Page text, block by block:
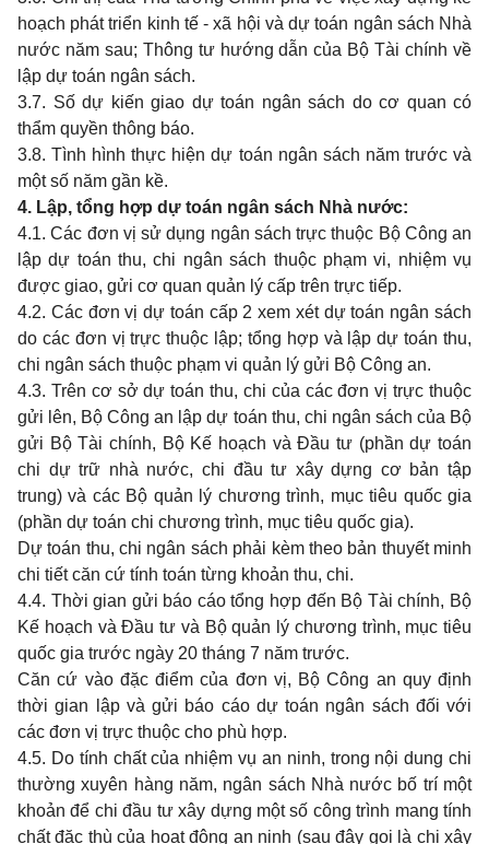
hoạch phát triển kinh tế - xã hội và dự toán ngân sách Nhà
nước năm sau; Thông tư hướng dẫn của Bộ Tài chính về
lập dự toán ngân sách.
3.7. Số dự kiến giao dự toán ngân sách do cơ quan có
thẩm quyền thông báo.
3.8. Tình hình thực hiện dự toán ngân sách năm trước và
một số năm gần kề.
4. Lập, tổng hợp dự toán ngân sách Nhà nước:
4.1. Các đơn vị sử dụng ngân sách trực thuộc Bộ Công an
lập dự toán thu, chi ngân sách thuộc phạm vi, nhiệm vụ
được giao, gửi cơ quan quản lý cấp trên trực tiếp.
4.2. Các đơn vị dự toán cấp 2 xem xét dự toán ngân sách
do các đơn vị trực thuộc lập; tổng hợp và lập dự toán thu,
chi ngân sách thuộc phạm vi quản lý gửi Bộ Công an.
4.3. Trên cơ sở dự toán thu, chi của các đơn vị trực thuộc
gửi lên, Bộ Công an lập dự toán thu, chi ngân sách của Bộ
gửi Bộ Tài chính, Bộ Kế hoạch và Đầu tư (phần dự toán
chi dự trữ nhà nước, chi đầu tư xây dựng cơ bản tập
trung) và các Bộ quản lý chương trình, mục tiêu quốc gia
(phần dự toán chi chương trình, mục tiêu quốc gia).
Dự toán thu, chi ngân sách phải kèm theo bản thuyết minh
chi tiết căn cứ tính toán từng khoản thu, chi.
4.4. Thời gian gửi báo cáo tổng hợp đến Bộ Tài chính, Bộ
Kế hoạch và Đầu tư và Bộ quản lý chương trình, mục tiêu
quốc gia trước ngày 20 tháng 7 năm trước.
Căn cứ vào đặc điểm của đơn vị, Bộ Công an quy định
thời gian lập và gửi báo cáo dự toán ngân sách đối với
các đơn vị trực thuộc cho phù hợp.
4.5. Do tính chất của nhiệm vụ an ninh, trong nội dung chi
thường xuyên hàng năm, ngân sách Nhà nước bố trí một
khoản để chi đầu tư xây dựng một số công trình mang tính
chất đặc thù của hoạt động an ninh (sau đây gọi là chi xây